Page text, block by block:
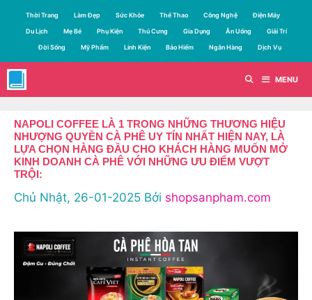
dung
Thời Trang Làm Đẹp Sức Khỏe Thể Thao Công Nghệ Điện Máy
Du Lịch Mẹ Bé Phụ Kiện Thú Cưng Gia Dụng Ăn Uống Giải Trí
Đời Sống Mỹ Phẩm Linh Kiện Bảo Hiểm Ngân Hàng Dịch Vụ
MENU
NAPOLI COFFEE LÀ 1 TRONG NHỮNG THƯƠNG HIỆU
NHƯỢNG QUYỀN CÀ PHÊ UY TÍN NHẤT HIỆN NAY, LÀ
LỰA CHỌN HÀNG ĐẦU CHO KHÁCH HÀNG MUỐN MỞ
KINH DOANH CÀ PHÊ VỚI NHỮNG ƯU ĐIỂM VƯỢT
TRỘI:
Chủ Nhật, 26-01-2025 Bởi shopsanpham.com